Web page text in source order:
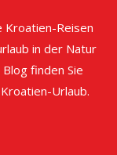
Kroatien-Reisen
in der Natur
finden Sie
Urlaub.